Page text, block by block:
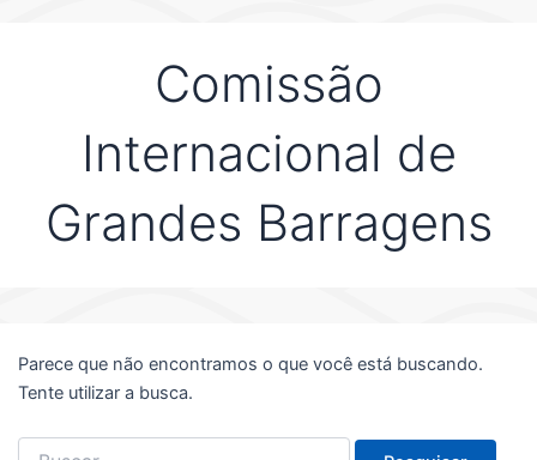
Comissão
Internacional de
Grandes Barragens
Parece que não encontramos o que você está buscando.
Tente utilizar a busca.
Pesquisar